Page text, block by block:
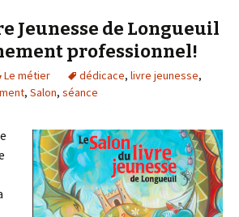
Jeunesse de Longueuil
professionnel!
Le métier dédicace, livre jeunesse,
, Salon, séance